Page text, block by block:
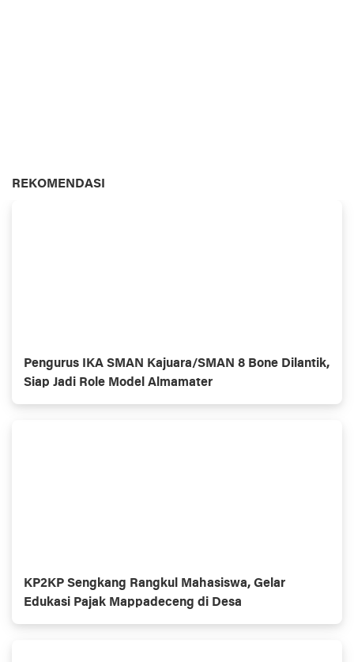
REKOMENDASI
Pengurus IKA SMAN Kajuara/SMAN 8 Bone Dilantik,
Siap Jadi Role Model Almamater
KP2KP Sengkang Rangkul Mahasiswa, Gelar
Edukasi Pajak Mappadeceng di Desa